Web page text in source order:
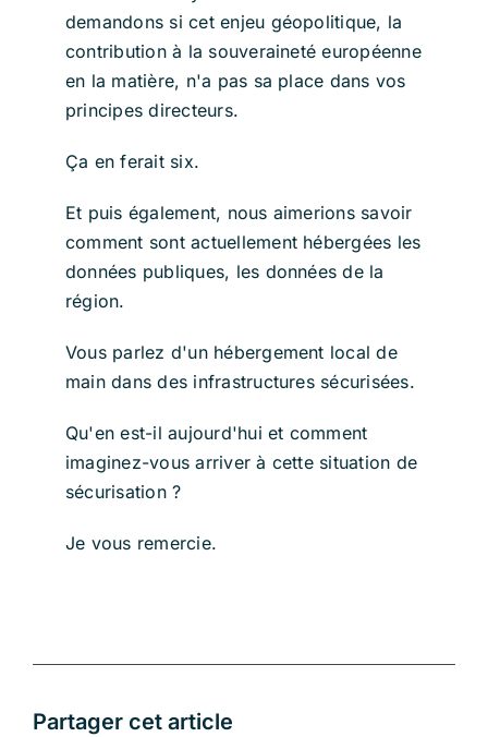
demandons si cet enjeu géopolitique, la
contribution à la souveraineté européenne
en la matière, n'a pas sa place dans vos
principes directeurs.
Ça en ferait six.
Et puis également, nous aimerions savoir
comment sont actuellement hébergées les
données publiques, les données de la
région.
Vous parlez d'un hébergement local de
main dans des infrastructures sécurisées.
Qu'en est-il aujourd'hui et comment
imaginez-vous arriver à cette situation de
sécurisation ?
Je vous remercie.
Partager cet article